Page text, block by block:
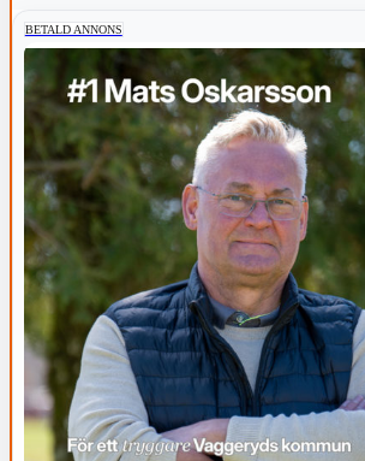
BETALD ANNONS